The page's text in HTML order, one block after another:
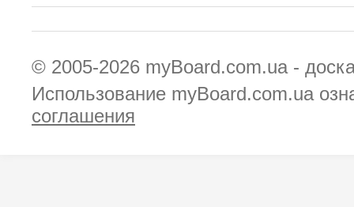
© 2005-2026 myBoard.com.ua -
Использование myBoard.com.ua
соглашения